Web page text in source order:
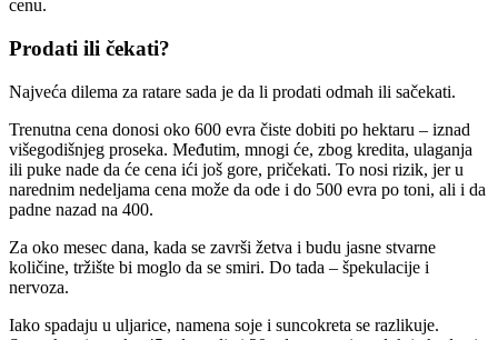
cenu.
Prodati ili čekati?
Najveća dilema za ratare sada je da li prodati odmah ili sačekati.
Trenutna cena donosi oko 600 evra čiste dobiti po hektaru – iznad
višegodišnjeg proseka. Međutim, mnogi će, zbog kredita, ulaganja
ili puke nade da će cena ići još gore, pričekati. To nosi rizik, jer u
narednim nedeljama cena može da ode i do 500 evra po toni, ali i da
padne nazad na 400.
Za oko mesec dana, kada se završi žetva i budu jasne stvarne
količine, tržište bi moglo da se smiri. Do tada – špekulacije i
nervoza.
Iako spadaju u uljarice, namena soje i suncokreta se razlikuje.